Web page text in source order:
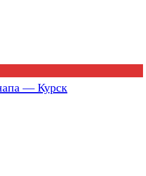
— Курск